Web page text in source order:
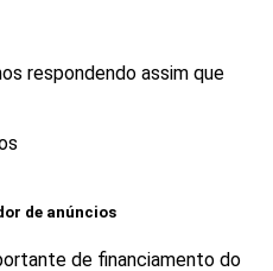
respondendo assim que
de anúncios
de financiamento do